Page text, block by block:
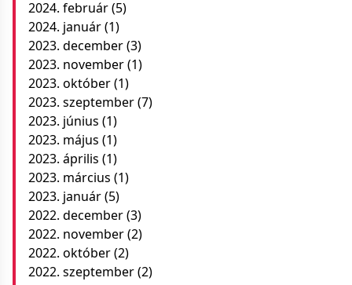
2024. február(5)
2024. január(1)
2023. december(3)
2023. november(1)
2023. október(1)
2023. szeptember(7)
2023. június (1)
2023. május (1)
2023. április (1)
2023. március (1)
2023. január(5)
2022. december(3)
2022. november(2)
2022. október(2)
2022. szeptember(2)